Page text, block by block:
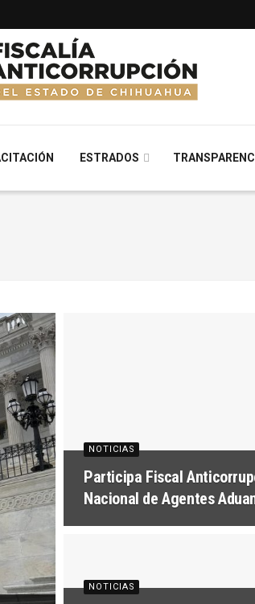
ESTRADOS
NOTICIAS
Participa Fiscal
Nacional de Agentes
NOTICIAS